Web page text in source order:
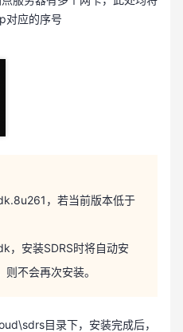
对应的序号
，若当前版本低于
，安装SDRS时将自动安
不会再次安装。
目录下，安装完成后，